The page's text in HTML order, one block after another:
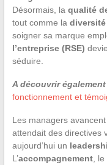
Désormais, la qualité
tout comme la diversité
soigner sa marque
l’entreprise (RSE)
séduire.
A découvrir également
fonctionnement et
Les managers
attendait des directives
aujourd’hui un
L’accompagnement, le